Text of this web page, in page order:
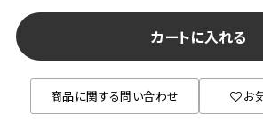
カートに入れる
商品に関する問い合わせ お